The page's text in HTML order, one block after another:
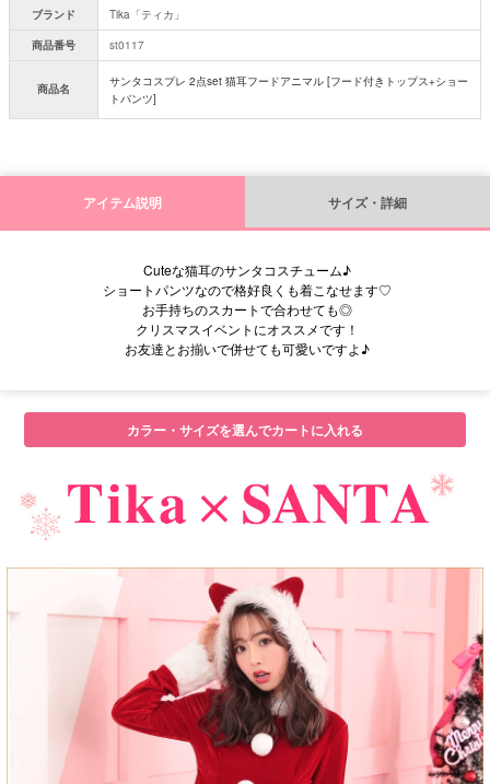
ブランド
Tika「ティカ」
商品番号
st0117
商品名
サンタコスプレ 2点set 猫耳フードアニマル [フード付きトップス+ショー
トパンツ]
アイテム説明 サイズ・詳細
Cuteな猫耳のサンタコスチューム♪
ショートパンツなので格好良くも着こなせます♡
お手持ちのスカートで合わせても◎
クリスマスイベントにオススメです！
お友達とお揃いで併せても可愛いですよ♪
カラー・サイズを選んでカートに入れる